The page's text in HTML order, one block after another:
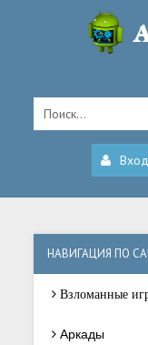
Вход
НАВИГАЦИЯ ПО
Взломанные
Аркады